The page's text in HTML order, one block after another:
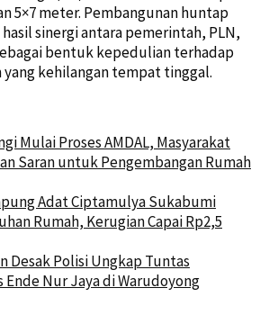
5×7 meter. Pembangunan huntap
sinergi antara pemerintah, PLN,
bentuk kepedulian terhadap
yang kehilangan tempat tinggal.
Mulai Proses AMDAL, Masyarakat
Saran untuk Pengembangan Rumah
Adat Ciptamulya Sukabumi
Rumah, Kerugian Capai Rp2,5
Desak Polisi Ungkap Tuntas
Ende Nur Jaya di Warudoyong